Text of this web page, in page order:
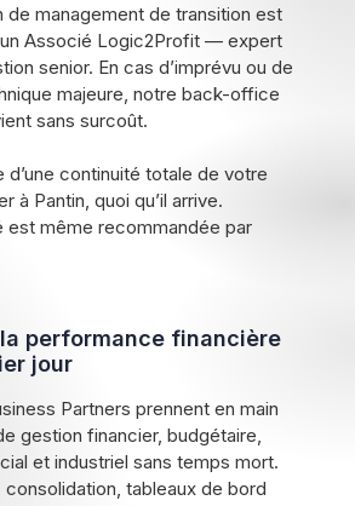
de management de transition est
Associé Logic2Profit — expert
senior. En cas d’imprévu ou de
majeure, notre back-office
sans surcoût.
d’une continuité totale de votre
à Pantin, quoi qu’il arrive.
est même recommandée par
performance financière
jour
Partners prennent en main
gestion financier, budgétaire,
et industriel sans temps mort.
consolidation, tableaux de bord